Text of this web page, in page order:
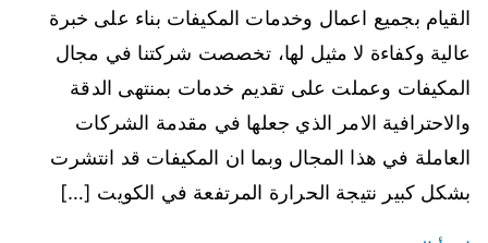
القيام بجميع اعمال وخدمات المكيفات بناء على خبرة
عالية وكفاءة لا مثيل لها، تخصصت شركتنا في مجال
المكيفات وعملت على تقديم خدمات بمنتهى الدقة
والاحترافية الامر الذي جعلها في مقدمة الشركات
العاملة في هذا المجال وبما ان المكيفات قد انتشرت
بشكل كبير نتيجة الحرارة المرتفعة في الكويت […]